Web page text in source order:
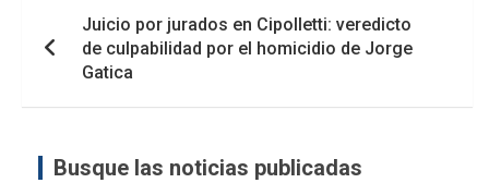
Juicio por jurados en Cipolletti: veredicto
de culpabilidad por el homicidio de Jorge
Gatica
Busque las noticias publicadas